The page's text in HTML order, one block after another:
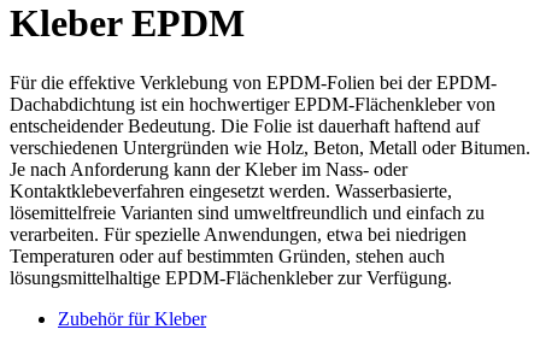
Kleber EPDM
Für die effektive Verklebung von EPDM-Folien bei der EPDM-
Dachabdichtung ist ein hochwertiger EPDM-Flächenkleber von
entscheidender Bedeutung. Die Folie ist dauerhaft haftend auf
verschiedenen Untergründen wie Holz, Beton, Metall oder Bitumen.
Je nach Anforderung kann der Kleber im Nass- oder
Kontaktklebeverfahren eingesetzt werden. Wasserbasierte,
lösemittelfreie Varianten sind umweltfreundlich und einfach zu
verarbeiten. Für spezielle Anwendungen, etwa bei niedrigen
Temperaturen oder auf bestimmten Gründen, stehen auch
lösungsmittelhaltige EPDM-Flächenkleber zur Verfügung.
Zubehör für Kleber